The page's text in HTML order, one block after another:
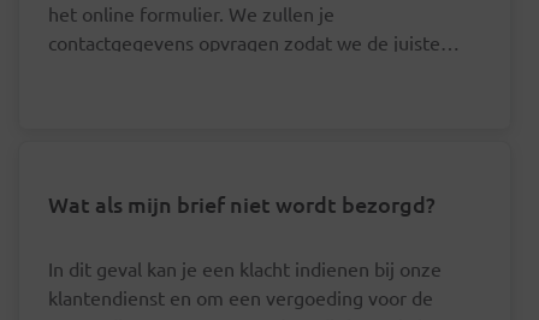
het online formulier. We zullen je
contactgegevens opvragen zodat we de juiste
Wat als mijn brief niet wordt bezorgd?
In dit geval kan je een klacht indienen bij onze
klantendienst en om een vergoeding voor de